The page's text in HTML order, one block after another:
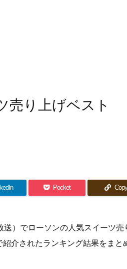
売り上げベスト
Pocket
送）でローソンの人気スイーツ売
介されたランキング結果をまと